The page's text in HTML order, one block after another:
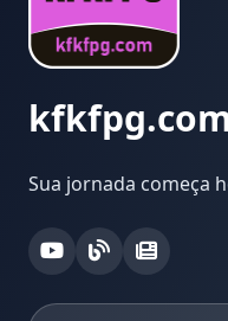
Sua jornada começa